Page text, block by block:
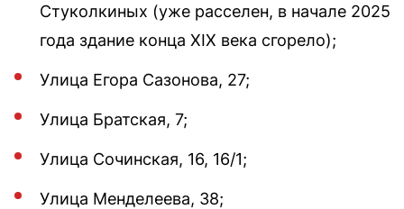
Стуколкиных (уже расселен, в начале 2025
года здание конца XIX века сгорело);
Улица Егора Сазонова, 27;
Улица Братская, 7;
Улица Сочинская, 16, 16/1;
Улица Менделеева, 38;